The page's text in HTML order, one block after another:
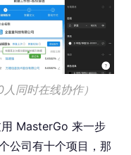
同时在线协作）
MasterGo 来一步
公司有十个项目，那